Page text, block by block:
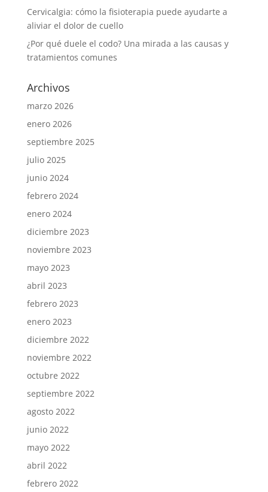
Cervicalgia: cómo la fisioterapia puede ayudarte a
aliviar el dolor de cuello
¿Por qué duele el codo? Una mirada a las causas y
tratamientos comunes
Archivos
marzo 2026
enero 2026
septiembre 2025
julio 2025
junio 2024
febrero 2024
enero 2024
diciembre 2023
noviembre 2023
mayo 2023
abril 2023
febrero 2023
enero 2023
diciembre 2022
noviembre 2022
octubre 2022
septiembre 2022
agosto 2022
junio 2022
mayo 2022
abril 2022
febrero 2022